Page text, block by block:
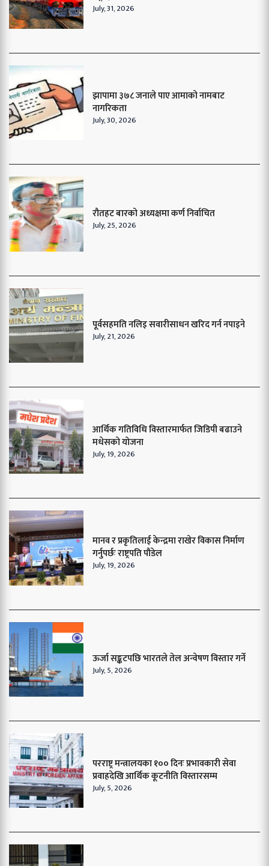
July, 31, 2026
झापामा ३७८ जनाले पाए आमाको नामबाट
नागरिकता
July, 30, 2026
रौतहट बारको अध्यक्षमा कर्ण निर्वाचित
July, 25, 2026
पूर्वसहमति नलिइ सवारीसाधन खरिद गर्न नपाइने
July, 21, 2026
आर्थिक गतिविधि विस्तारमार्फत जिडिपी बढाउने
मधेसको योजना
July, 19, 2026
मानव र प्रकृतिलाई केन्द्रमा राखेर विकास निर्माण
गर्नुपर्छः राष्ट्रपति पौडेल
July, 19, 2026
ऊर्जा सङ्कटपछि भारतले तेल अन्वेषण विस्तार गर्ने
July, 5, 2026
परराष्ट्र मन्त्रालयका १०० दिनः प्रभावकारी सेवा
प्रवाहदेखि आर्थिक कूटनीति विस्तारसम्म
July, 5, 2026